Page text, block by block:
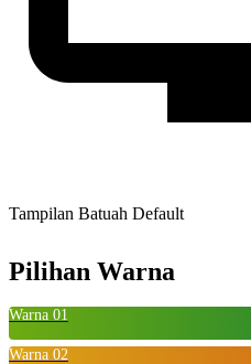
Tampilan Batuah Default
Pilihan Warna
Warna 01
Warna 02